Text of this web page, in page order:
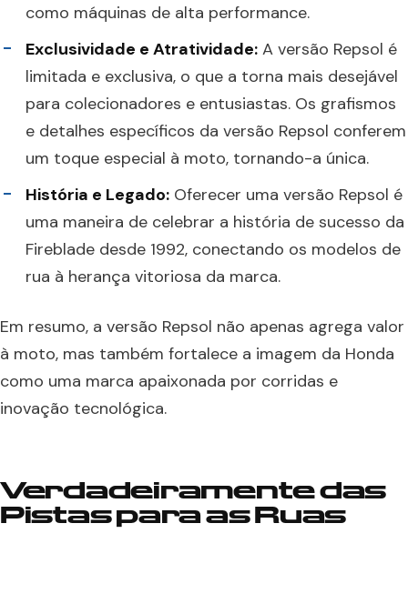
como máquinas de alta performance.
Exclusividade e Atratividade: A versão Repsol é
limitada e exclusiva, o que a torna mais desejável
para colecionadores e entusiastas. Os grafismos
e detalhes específicos da versão Repsol conferem
um toque especial à moto, tornando-a única.
História e Legado: Oferecer uma versão Repsol é
uma maneira de celebrar a história de sucesso da
Fireblade desde 1992, conectando os modelos de
rua à herança vitoriosa da marca.
Em resumo, a versão Repsol não apenas agrega valor
à moto, mas também fortalece a imagem da Honda
como uma marca apaixonada por corridas e
inovação tecnológica.
Verdadeiramente das
Pistas para as Ruas